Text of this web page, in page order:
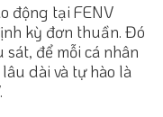
động tại FENV
kỳ đơn thuần. Đó
để mỗi cá nhân
dài và tự hào là